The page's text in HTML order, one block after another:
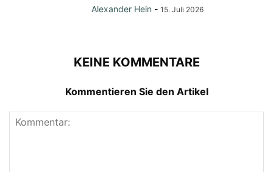
Alexander Hein - 15. Juli 2026
KEINE KOMMENTARE
Kommentieren Sie den Artikel